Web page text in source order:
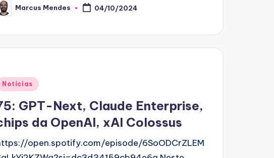
PostedMarcus Mendes 04/10/2024
Notícias
GPT-Next, Claude Enterprise,
da OpenAI, xAI Colossus
open.spotify.com/episode/6SoODCrZLEM